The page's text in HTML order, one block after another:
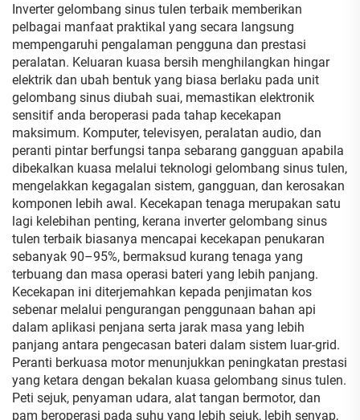
Inverter gelombang sinus tulen terbaik memberikan
pelbagai manfaat praktikal yang secara langsung
mempengaruhi pengalaman pengguna dan prestasi
peralatan. Keluaran kuasa bersih menghilangkan hingar
elektrik dan ubah bentuk yang biasa berlaku pada unit
gelombang sinus diubah suai, memastikan elektronik
sensitif anda beroperasi pada tahap kecekapan
maksimum. Komputer, televisyen, peralatan audio, dan
peranti pintar berfungsi tanpa sebarang gangguan apabila
dibekalkan kuasa melalui teknologi gelombang sinus tulen,
mengelakkan kegagalan sistem, gangguan, dan kerosakan
komponen lebih awal. Kecekapan tenaga merupakan satu
lagi kelebihan penting, kerana inverter gelombang sinus
tulen terbaik biasanya mencapai kecekapan penukaran
sebanyak 90–95%, bermaksud kurang tenaga yang
terbuang dan masa operasi bateri yang lebih panjang.
Kecekapan ini diterjemahkan kepada penjimatan kos
sebenar melalui pengurangan penggunaan bahan api
dalam aplikasi penjana serta jarak masa yang lebih
panjang antara pengecasan bateri dalam sistem luar-grid.
Peranti berkuasa motor menunjukkan peningkatan prestasi
yang ketara dengan bekalan kuasa gelombang sinus tulen.
Peti sejuk, penyaman udara, alat tangan bermotor, dan
pam beroperasi pada suhu yang lebih sejuk, lebih senyap,